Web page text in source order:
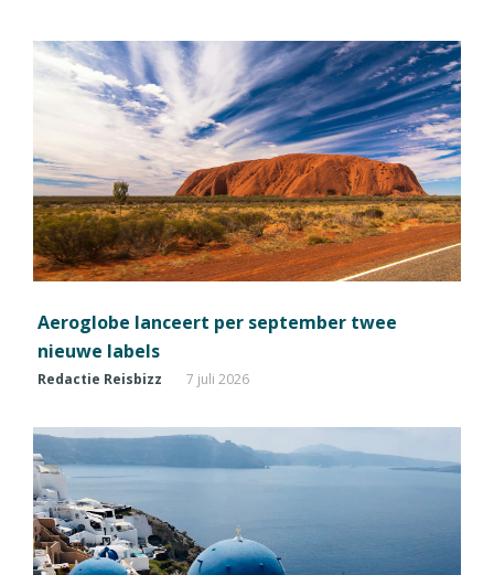
Aeroglobe lanceert per september twee
nieuwe labels
Redactie Reisbizz 7 juli 2026